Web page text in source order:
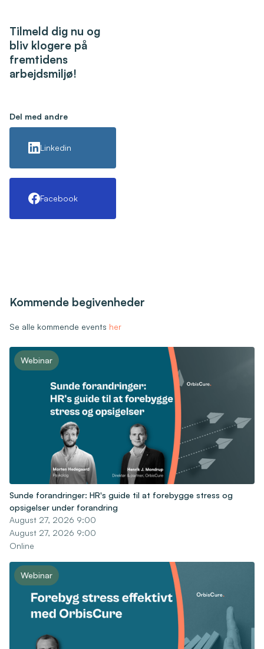
Tilmeld dig nu og
bliv klogere på
fremtidens
arbejdsmiljø!
Del med andre
Linkedin
Facebook
Kommende begivenheder
Se alle kommende events her
Webinar
Sunde forandringer: HR's guide til at forebygge stress og
opsigelser under forandring
August 27, 2026 9:00
August 27, 2026 9:00
Online
Webinar